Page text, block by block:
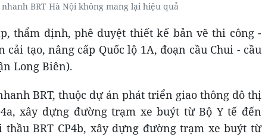
BRT Hà Nội không mang lại hiệu quả
thẩm định, phê duyệt thiết kế bản vẽ thi công -
tạo, nâng cấp Quốc lộ 1A, đoạn cầu Chui - cầu
Long Biên).
BRT, thuộc dự án phát triển giao thông đô thị
xây dựng đường trạm xe buýt từ Bộ Y tế đến
thầu BRT CP4b, xây dựng đường trạm xe buýt từ